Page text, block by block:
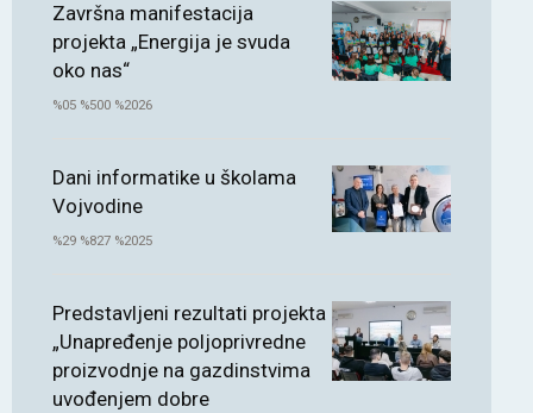
Završna manifestacija
projekta „Energija je svuda
oko nas“
%05 %500 %2026
Dani informatike u školama
Vojvodine
%29 %827 %2025
Predstavljeni rezultati projekta
„Unapređenje poljoprivredne
proizvodnje na gazdinstvima
uvođenjem dobre